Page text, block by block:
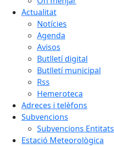
Actualitat
Notícies
Agenda
Avisos
Butlletí digital
Butlletí municipal
Rss
Hemeroteca
Adreces i telèfons
Subvencions
Subvencions Entitats
Estació Meteorològica